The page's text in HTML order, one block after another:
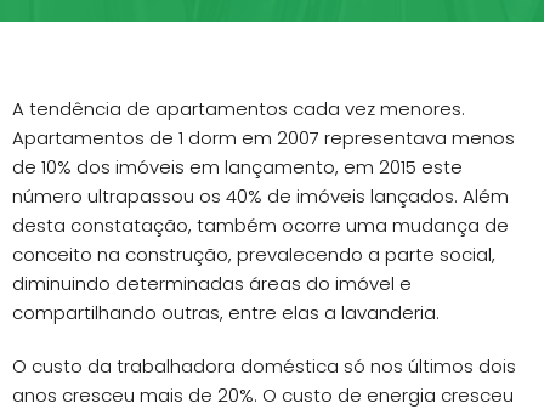
A tendência de apartamentos cada vez menores.
Apartamentos de 1 dorm em 2007 representava menos
de 10% dos imóveis em lançamento, em 2015 este
número ultrapassou os 40% de imóveis lançados. Além
desta constatação, também ocorre uma mudança de
conceito na construção, prevalecendo a parte social,
diminuindo determinadas áreas do imóvel e
compartilhando outras, entre elas a lavanderia.
O custo da trabalhadora doméstica só nos últimos dois
anos cresceu mais de 20%. O custo de energia cresceu